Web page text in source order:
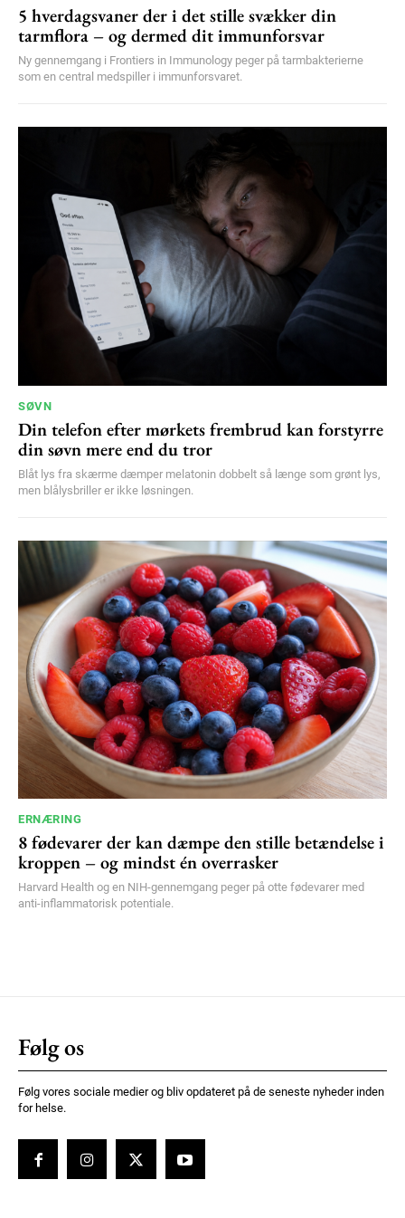
5 hverdagsvaner der i det stille svækker din
tarmflora – og dermed dit immunforsvar
Ny gennemgang i Frontiers in Immunology peger på tarmbakterierne
som en central medspiller i immunforsvaret.
SØVN
Din telefon efter mørkets frembrud kan forstyrre
din søvn mere end du tror
Blåt lys fra skærme dæmper melatonin dobbelt så længe som grønt lys,
men blålysbriller er ikke løsningen.
ERNÆRING
8 fødevarer der kan dæmpe den stille betændelse i
kroppen – og mindst én overrasker
Harvard Health og en NIH-gennemgang peger på otte fødevarer med
anti-inflammatorisk potentiale.
Følg os
Følg vores sociale medier og bliv opdateret på de seneste nyheder inden
for helse.